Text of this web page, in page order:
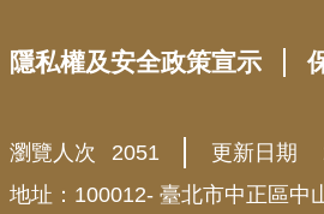
隱私權及安全政策宣示
瀏覽人次 2051 更新日期
地址：100012- 臺北市中正區中